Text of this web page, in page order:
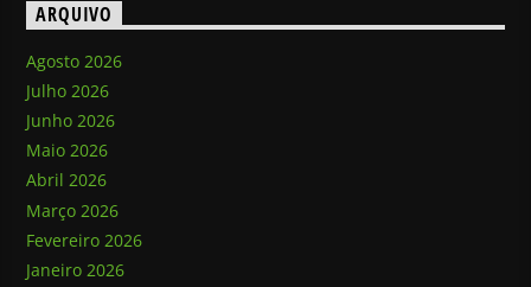
ARQUIVO
Agosto 2026
Julho 2026
Junho 2026
Maio 2026
Abril 2026
Março 2026
Fevereiro 2026
Janeiro 2026